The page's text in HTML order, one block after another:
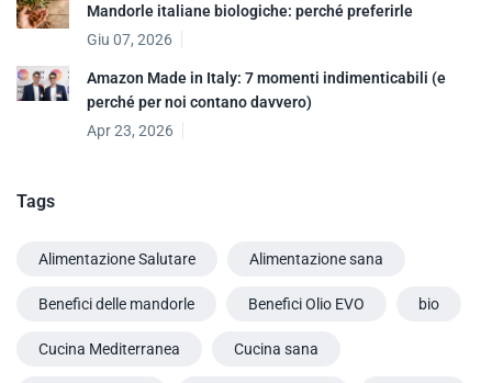
Mandorle italiane biologiche: perché preferirle
Giu 07, 2026
Amazon Made in Italy: 7 momenti indimenticabili (e
perché per noi contano davvero)
Apr 23, 2026
Tags
Alimentazione Salutare Alimentazione sana
Benefici delle mandorle Benefici Olio EVO bio
Cucina Mediterranea Cucina sana